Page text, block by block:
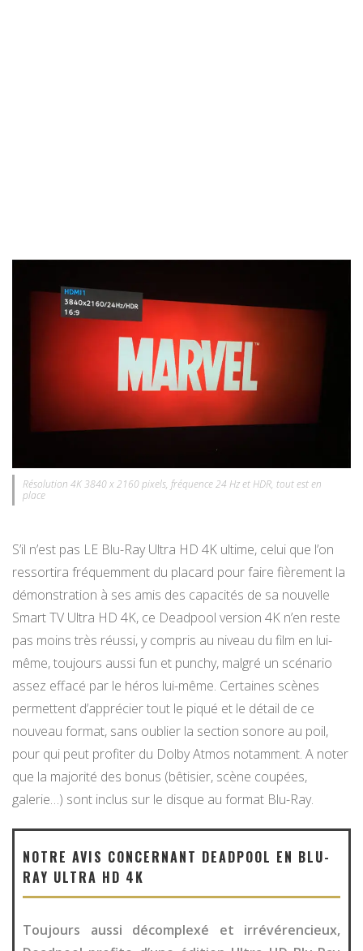
Résolution 4K 3840 x 2160 pixels, fréquence 24 Hz et HDR, tout est en
place
S’il n’est pas LE Blu-Ray Ultra HD 4K ultime, celui que l’on
ressortira fréquemment du placard pour faire fièrement la
démonstration à ses amis des capacités de sa nouvelle
Smart TV Ultra HD 4K, ce Deadpool version 4K n’en reste
pas moins très réussi, y compris au niveau du film en lui-
même, toujours aussi fun et punchy, malgré un scénario
assez effacé par le héros lui-même. Certaines scènes
permettent d’apprécier tout le piqué et le détail de ce
nouveau format, sans oublier la section sonore au poil,
pour qui peut profiter du Dolby Atmos notamment. A noter
que la majorité des bonus (bêtisier, scène coupées,
galerie…) sont inclus sur le disque au format Blu-Ray.
NOTRE AVIS CONCERNANT DEADPOOL EN BLU-
RAY ULTRA HD 4K
Toujours aussi décomplexé et irrévérencieux,